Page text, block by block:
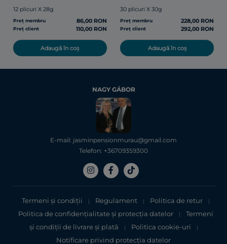
12 plicuri X 28g
Preț membru 86,00 RON
Preț client 110,00 RON
Adaugă în coș
30 plicuri X 30g
Preț membru 228,00 RON
Preț client 292,00 RON
Adaugă în coș
NAGY GÁBOR
E-mail: jasminpensionmurau@gmail.com
Telefon: +36709359300
Termeni și condiții | Regulament | Politica de retur |
Politica de confidențialitate şi protecţia datelor |
Termeni
şi condiții de livrare și plată
| Politica cookie-uri |
Notificare privind protecția datelor